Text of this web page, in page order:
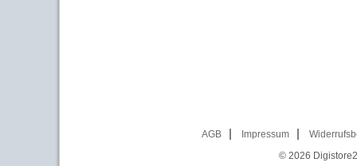
AGB Impressum
© 2026